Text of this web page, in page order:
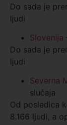
Do sada je
ljudi
Slovenija
Do sada je
ljudi
Severna
slučaja
Od posledica
8.166 ljudi, a